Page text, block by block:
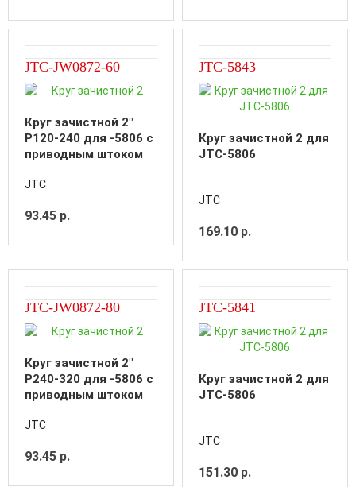
JTC-JW0872-60
Круг зачистной 2"
P120-240 для -5806 с
приводным штоком
JTC
93.45 р.
JTC-5843
Круг зачистной 2 для
JTC-5806
JTC
169.10 р.
JTC-JW0872-80
Круг зачистной 2"
P240-320 для -5806 с
приводным штоком
JTC
93.45 р.
JTC-5841
Круг зачистной 2 для
JTC-5806
JTC
151.30 р.